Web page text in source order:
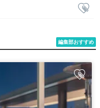
編集部おすすめ